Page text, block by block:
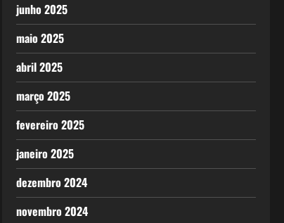
junho 2025
maio 2025
abril 2025
março 2025
fevereiro 2025
janeiro 2025
dezembro 2024
novembro 2024